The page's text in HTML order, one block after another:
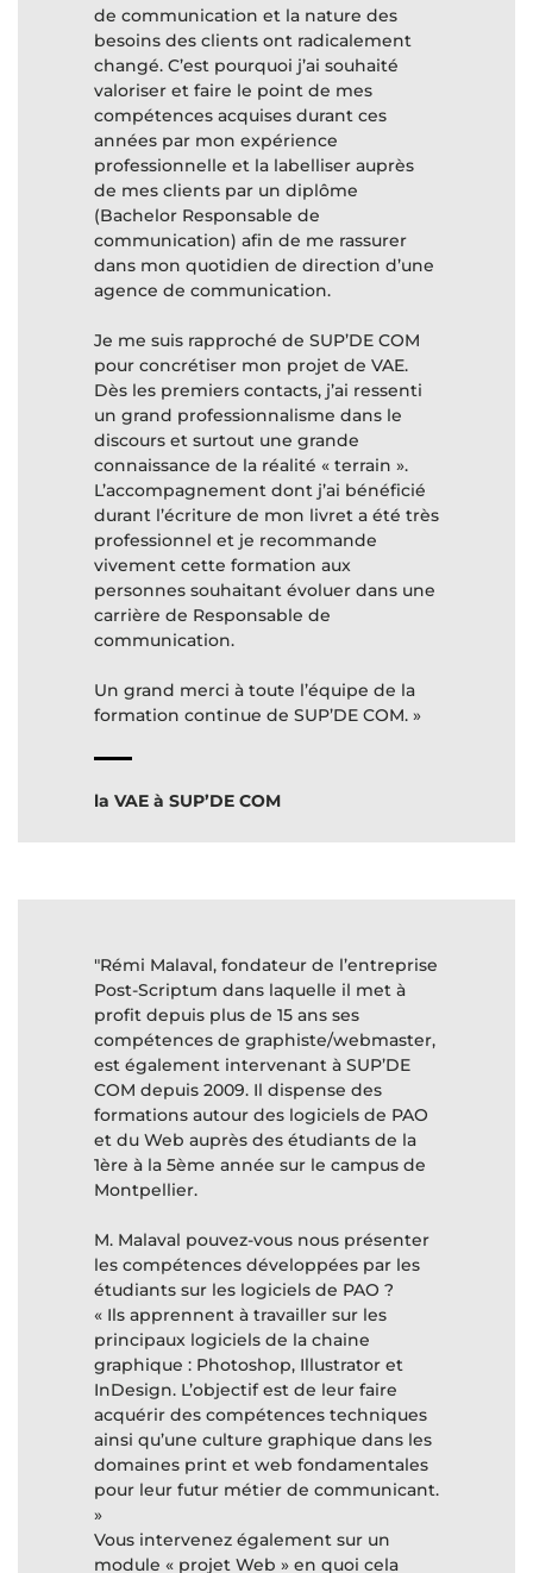
de communication et la nature des
besoins des clients ont radicalement
changé. C’est pourquoi j’ai souhaité
valoriser et faire le point de mes
compétences acquises durant ces
années par mon expérience
professionnelle et la labelliser auprès
de mes clients par un diplôme
(Bachelor Responsable de
communication) afin de me rassurer
dans mon quotidien de direction d’une
agence de communication.
Je me suis rapproché de SUP’DE COM
pour concrétiser mon projet de VAE.
Dès les premiers contacts, j’ai ressenti
un grand professionnalisme dans le
discours et surtout une grande
connaissance de la réalité « terrain ».
L’accompagnement dont j’ai bénéficié
durant l’écriture de mon livret a été très
professionnel et je recommande
vivement cette formation aux
personnes souhaitant évoluer dans une
carrière de Responsable de
communication.
Un grand merci à toute l’équipe de la
la VAE à SUP’DE COM
"Rémi Malaval, fondateur de l’entreprise
Post-Scriptum dans laquelle il met à
profit depuis plus de 15 ans ses
compétences de graphiste/webmaster,
est également intervenant à SUP’DE
COM depuis 2009. Il dispense des
formations autour des logiciels de PAO
et du Web auprès des étudiants de la
1ère à la 5ème année sur le campus de
Montpellier.
M. Malaval pouvez-vous nous présenter
les compétences développées par les
étudiants sur les logiciels de PAO ?
« Ils apprennent à travailler sur les
principaux logiciels de la chaine
graphique : Photoshop, Illustrator et
InDesign. L’objectif est de leur faire
acquérir des compétences techniques
ainsi qu’une culture graphique dans les
domaines print et web fondamentales
pour leur futur métier de communicant.
»
Vous intervenez également sur un
module « projet Web » en quoi cela